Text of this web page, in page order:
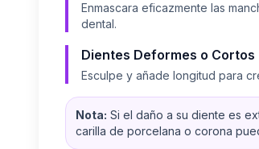
Enmascara eficazmente las
dental.
Dientes Deformes o Cortos
Esculpe y añade longitud para
Nota: Si el daño a su diente es
carilla de porcelana o corona